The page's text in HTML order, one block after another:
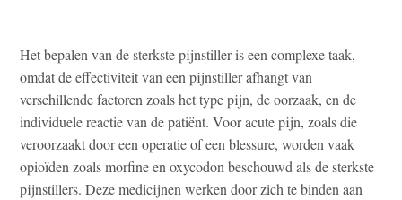
Het bepalen van de sterkste pijnstiller is een complexe taak,
omdat de effectiviteit van een pijnstiller afhangt van
verschillende factoren zoals het type pijn, de oorzaak, en de
individuele reactie van de patiënt. Voor acute pijn, zoals die
veroorzaakt door een operatie of een blessure, worden vaak
opioïden zoals morfine en oxycodon beschouwd als de sterkste
pijnstillers. Deze medicijnen werken door zich te binden aan